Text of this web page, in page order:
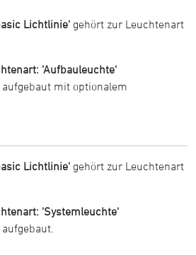
Lichtlinie' gehört zur Leuchtenart
'Aufbauleuchte'
mit optionalem
Lichtlinie' gehört zur Leuchtenart
'Systemleuchte'